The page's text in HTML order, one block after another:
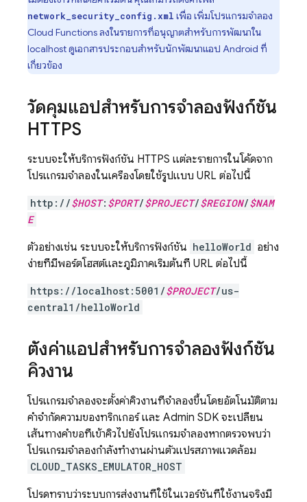
network_security_config.xml เพื่อ เพิ่มโปรแกรมจำลอง
Cloud Functionsลงในรายการที่อนุญาตสำหรับการพัฒนาใน
localhost ดูเอกสารประกอบสำหรับนักพัฒนาแอป Android ที่
เกี่ยวข้อง
วัดคุมแอปสำหรับการจำลองฟังก์ชัน
HTTPS
ระบบจะให้บริการฟังก์ชัน HTTPS แต่ละรายการในโค้ดจาก
โปรแกรมจำลองในเครื่องโดยใช้รูปแบบ URL ต่อไปนี้
http://$HOST: $PORT/$PROJECT/$REGION/$NAM
E
ตัวอย่างเช่น ระบบจะให้บริการฟังก์ชัน helloWorld อย่าง
ง่ายที่มีพอร์ตโฮสต์และภูมิภาคเริ่มต้นที่ URL ต่อไปนี้
https://localhost:5001/$PROJECT/us-
central1/helloWorld
ตั้งค่าแอปสำหรับการจำลองฟังก์ชัน
คิวงาน
โปรแกรมจำลองจะตั้งค่าคิวงานที่จำลองขึ้นโดยอัตโนมัติตาม
คำจำกัดความของทริกเกอร์ และ Admin SDK จะเปลี่ยน
เส้นทางคำขอที่เข้าคิวไปยังโปรแกรมจำลองหากตรวจพบว่า
โปรแกรมจำลองกำลังทำงานผ่านตัวแปรสภาพแวดล้อม
CLOUD_TASKS_EMULATOR_HOST
โปรดทราบว่าระบบการส่งงานที่ใช้ในเวอร์ชันที่ใช้งานจริงมี